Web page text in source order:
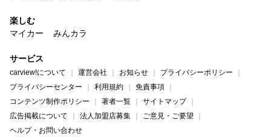
楽しむ
マイカー
みんカラ
サービス
carview!について 運営会社 お知らせ
プライバシーポリシー
プライバシーセンター
利用規約
免責事項
コンテンツ制作ポリシー
著者一覧
サイトマップ
広告掲載について
法人加盟店募集
ご意見・ご要望
ヘルプ・お問い合わせ